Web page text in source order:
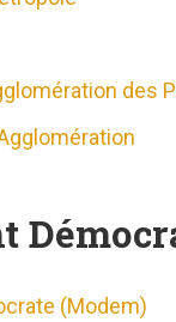
des
(Modem)